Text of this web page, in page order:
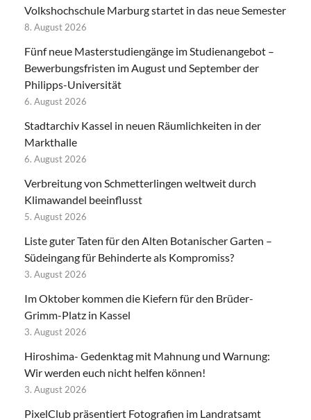
Volkshochschule Marburg startet in das neue Semester
8. August 2026
Fünf neue Masterstudiengänge im Studienangebot –
Bewerbungsfristen im August und September der
Philipps-Universität
6. August 2026
Stadtarchiv Kassel in neuen Räumlichkeiten in der
Markthalle
6. August 2026
Verbreitung von Schmetterlingen weltweit durch
Klimawandel beeinflusst
5. August 2026
Liste guter Taten für den Alten Botanischer Garten –
Südeingang für Behinderte als Kompromiss?
3. August 2026
Im Oktober kommen die Kiefern für den Brüder-
Grimm-Platz in Kassel
3. August 2026
Hiroshima- Gedenktag mit Mahnung und Warnung:
Wir werden euch nicht helfen können!
3. August 2026
PixelClub präsentiert Fotografien im Landratsamt